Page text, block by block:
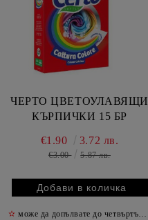
ЧЕРТО ЦВЕТОУЛАВЯЩИ
КЪРПИЧКИ 15 БР
€1.90 3.72 лв.
€3.00 5.87 лв.
✫ може да допълвате до четвъртък включително